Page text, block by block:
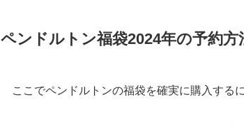
ペンドルトン福袋2024年の予約方
ここでペンドルトンの福袋を確実に購入する